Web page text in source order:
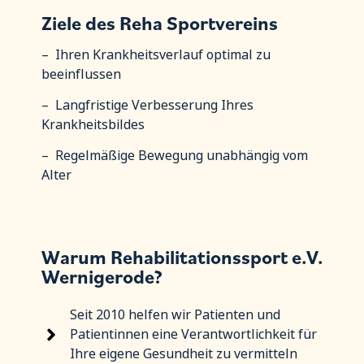
Ziele des Reha Sportvereins
– Ihren Krankheitsverlauf optimal zu
beeinflussen
– Langfristige Verbesserung Ihres
Krankheitsbildes
– Regelmäßige Bewegung unabhängig vom
Alter
Warum Rehabilitationssport e.V.
Wernigerode?
Seit 2010 helfen wir Patienten und
Patientinnen eine Verantwortlichkeit für
Ihre eigene Gesundheit zu vermitteln